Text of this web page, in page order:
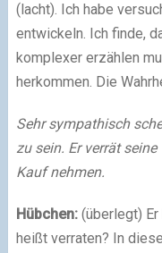
(lacht). Ich habe
entwickeln. Ich finde,
komplexer erzählen
herkommen. Die
Sehr sympathisch
zu sein. Er verrät
Kauf nehmen.
Hübchen:(überlegt) Er
heißt verraten? In